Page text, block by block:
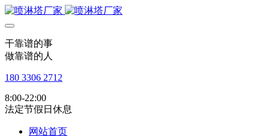
干靠谱的事
做靠谱的人
180 3306 2712
8:00-22:00
法定节假日休息
网站首页